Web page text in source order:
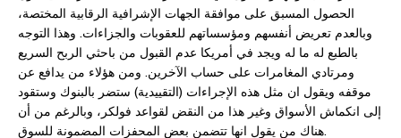
الحصول المسبق على موافقة الجهات الإشرافية الرقابية المختصة،
وبالعدم تعريض أنفسهم ومؤسساتهم للعقوبات والجزاءات. وهذا التوجه
بالطبع له ما له ويجد في أمريكا عدم القبول من باحثي الربح السريع
ومرتادي المغامرات على حساب الآخرين. ومن هؤلاء من يدافع عن
موقفه ويقول ان مثل هذه الإجراءات (التقييدية) ستضر بالبنوك وستقود
إلى انكماش الأسواق وغير هذا من النقض لقواعد فولكر، وبالرغم من أن
هناك من يقول انها تتضمن بعض المحفزات المضمونة للسوق.